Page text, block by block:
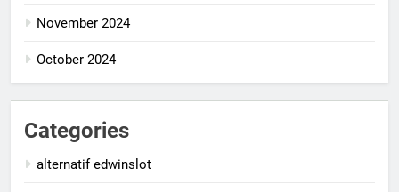
November 2024
October 2024
Categories
alternatif edwinslot